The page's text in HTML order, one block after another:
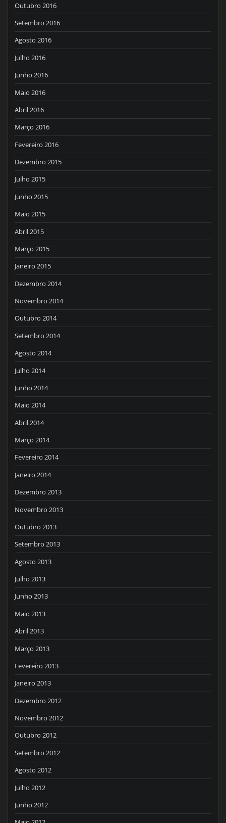
Outubro 2016
Setembro 2016
Agosto 2016
Julho 2016
Junho 2016
Maio 2016
Abril 2016
Março 2016
Fevereiro 2016
Dezembro 2015
Julho 2015
Junho 2015
Maio 2015
Abril 2015
Março 2015
Janeiro 2015
Dezembro 2014
Novembro 2014
Outubro 2014
Setembro 2014
Agosto 2014
Julho 2014
Junho 2014
Maio 2014
Abril 2014
Março 2014
Fevereiro 2014
Janeiro 2014
Dezembro 2013
Novembro 2013
Outubro 2013
Setembro 2013
Agosto 2013
Julho 2013
Junho 2013
Maio 2013
Abril 2013
Março 2013
Fevereiro 2013
Janeiro 2013
Dezembro 2012
Novembro 2012
Outubro 2012
Setembro 2012
Agosto 2012
Julho 2012
Junho 2012